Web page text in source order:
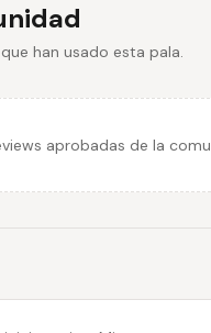
han usado esta pala.
aprobadas de la